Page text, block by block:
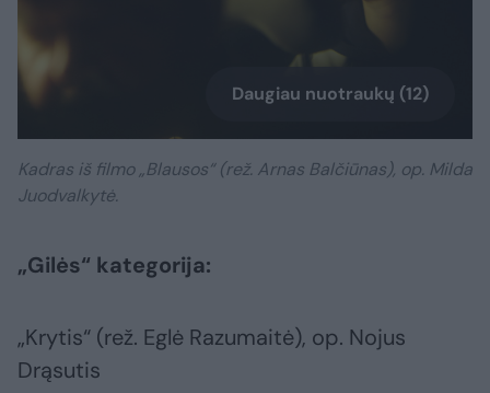
Daugiau nuotraukų (12)
Kadras iš filmo „Blausos“ (rež. Arnas Balčiūnas), op. Milda
Juodvalkytė.
„Gilės“ kategorija:
„Krytis“ (rež. Eglė Razumaitė), op. Nojus
Drąsutis